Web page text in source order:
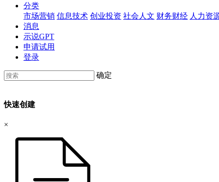
分类
市场营销 信息技术 创业投资 社会人文 财务财经 人力资
消息
示说GPT
申请试用
登录
确定
快速创建
×